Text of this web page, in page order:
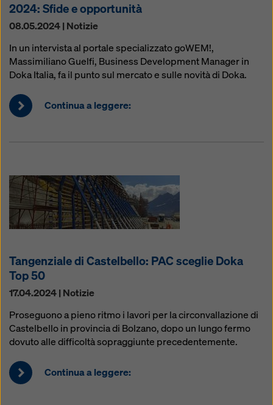
2024: Sfide e opportunità
08.05.2024 | Notizie
In un intervista al portale specializzato goWEM!,
Massimiliano Guelfi, Business Development Manager in
Doka Italia, fa il punto sul mercato e sulle novità di Doka.
Continua a leggere:
Tangenziale di Castelbello: PAC sceglie Doka
Top 50
17.04.2024 | Notizie
Proseguono a pieno ritmo i lavori per la circonvallazione di
Castelbello in provincia di Bolzano, dopo un lungo fermo
dovuto alle difficoltà sopraggiunte precedentemente.
Continua a leggere: